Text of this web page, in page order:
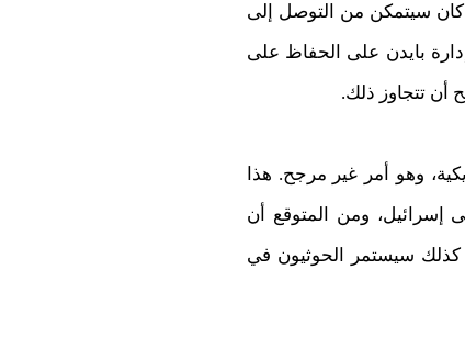
أكتوبر، وأنه، على عكس بايدن، كان سيتمكن من التوصل إلى
بايدن على الحفاظ على
أن تتجاوز ذلك.
وهو أمر غير مرجح. هذا
ومن المتوقع أن
كذلك سيستمر الحوثيون في